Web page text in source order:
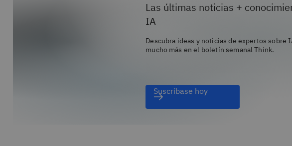
Las últimas noticias +
IA
Descubra ideas y noticias de expertos sobre
mucho más en el boletín semanal Think.
Suscríbase hoy